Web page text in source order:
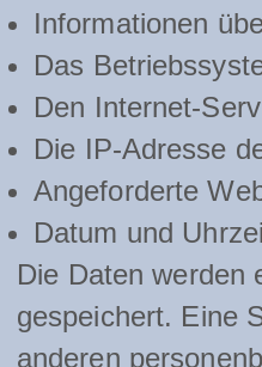
Informationen
Das
Den Internet-
Die IP-Adresse
Angeforderte
Datum und
Die Daten werden
gespeichert. Eine
anderen